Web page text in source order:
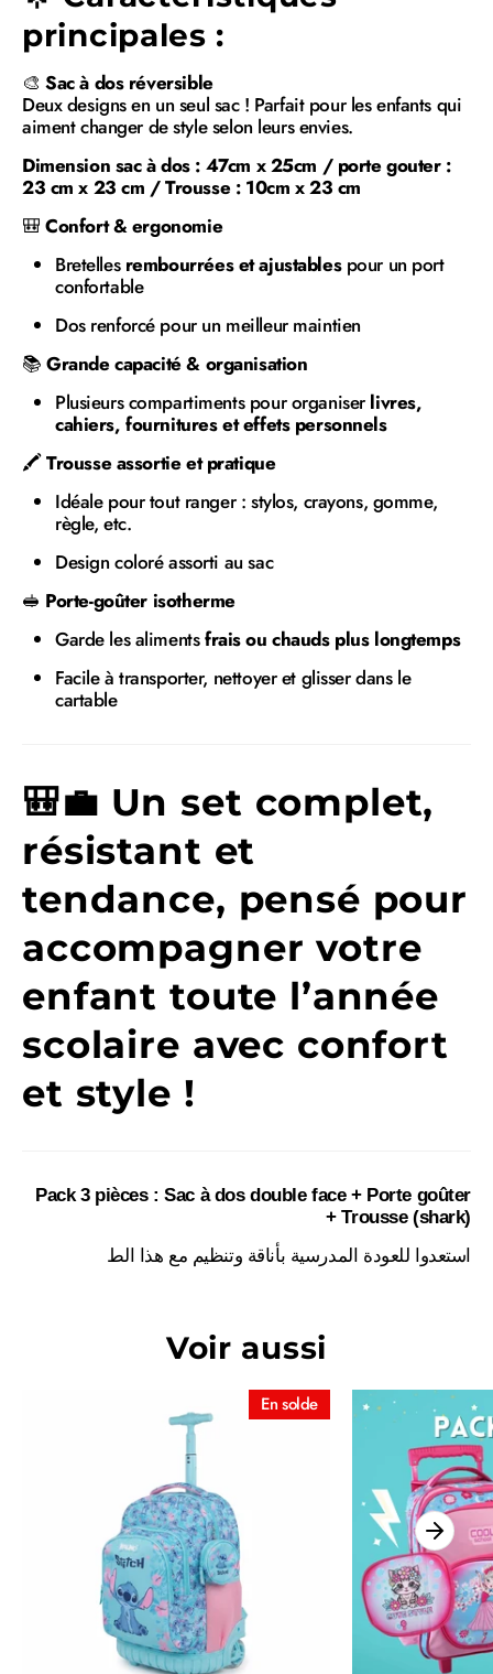
principales :
🎨Sac à dos réversible
Deux designs en un seul sac ! Parfait pour les enfants qui
aiment changer de style selon leurs envies.
Dimension sac à dos : 47cm x 25cm / porte gouter :
23 cm x 23 cm / Trousse : 10cm x 23 cm
🎒Confort & ergonomie
Bretelles rembourrées et ajustablespour un port
confortable
Dos renforcé pour un meilleur maintien
📚Grande capacité & organisation
Plusieurs compartiments pour organiser livres,
cahiers, fournitures et effets personnels
🖍️Trousse assortie et pratique
Idéale pour tout ranger : stylos, crayons, gomme,
règle, etc.
Design coloré assorti au sac
🥪 Porte-goûter isotherme
Garde les alimentsfrais ou chauds plus longtemps
Facile à transporter, nettoyer et glisser dans le
cartable
🎒💼 Un set complet,
résistant et
tendance, pensé pour
accompagner votre
enfant toute l’année
scolaire avec confort
et style !
Pack 3 pièces : Sac à dos double face + Porte goûter
+ Trousse (shark)
استعدوا للعودة المدرسية بأناقة وتنظيم مع هذا الط
Voir aussi
En solde